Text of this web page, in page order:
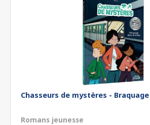
Chasseurs de mystères -
Romans jeunesse